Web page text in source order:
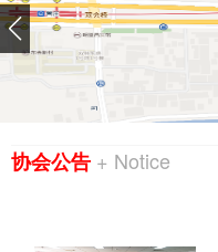
协会公告 + Notice